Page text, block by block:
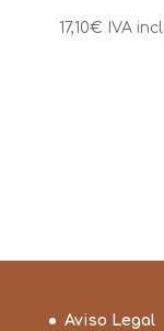
17,10€ IVA
Aviso Legal